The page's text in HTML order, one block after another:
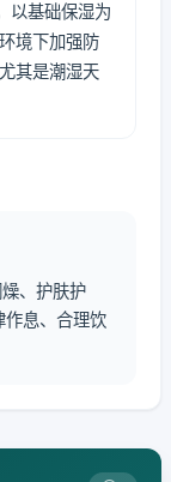
以基础保湿为
境下加强防
其是潮湿天
、护肤护
作息、合理饮